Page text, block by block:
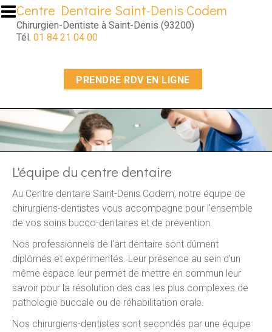
Aller au contenu principal
Centre Dentaire Saint-Denis Codem
Chirurgien-Dentiste à Saint-Denis (93200)
Tél.01 84 21 04 00
PRENDRE RDV EN LIGNE
L'équipe du centre dentaire
Au Centre dentaire Saint-Denis Codem, notre équipe de
chirurgiens-dentistes vous accompagne pour l'ensemble
de vos soins bucco-dentaires et de prévention.
Nos professionnels de l'art dentaire sont dûment
diplômés et expérimentés. Leur présence au sein d'un
même espace leur permet de mettre en commun leur
savoir pour la résolution des cas les plus complexes de
pathologie buccale ou de réhabilitation orale.
Nos chirurgiens-dentistes sont secondés par une équipe